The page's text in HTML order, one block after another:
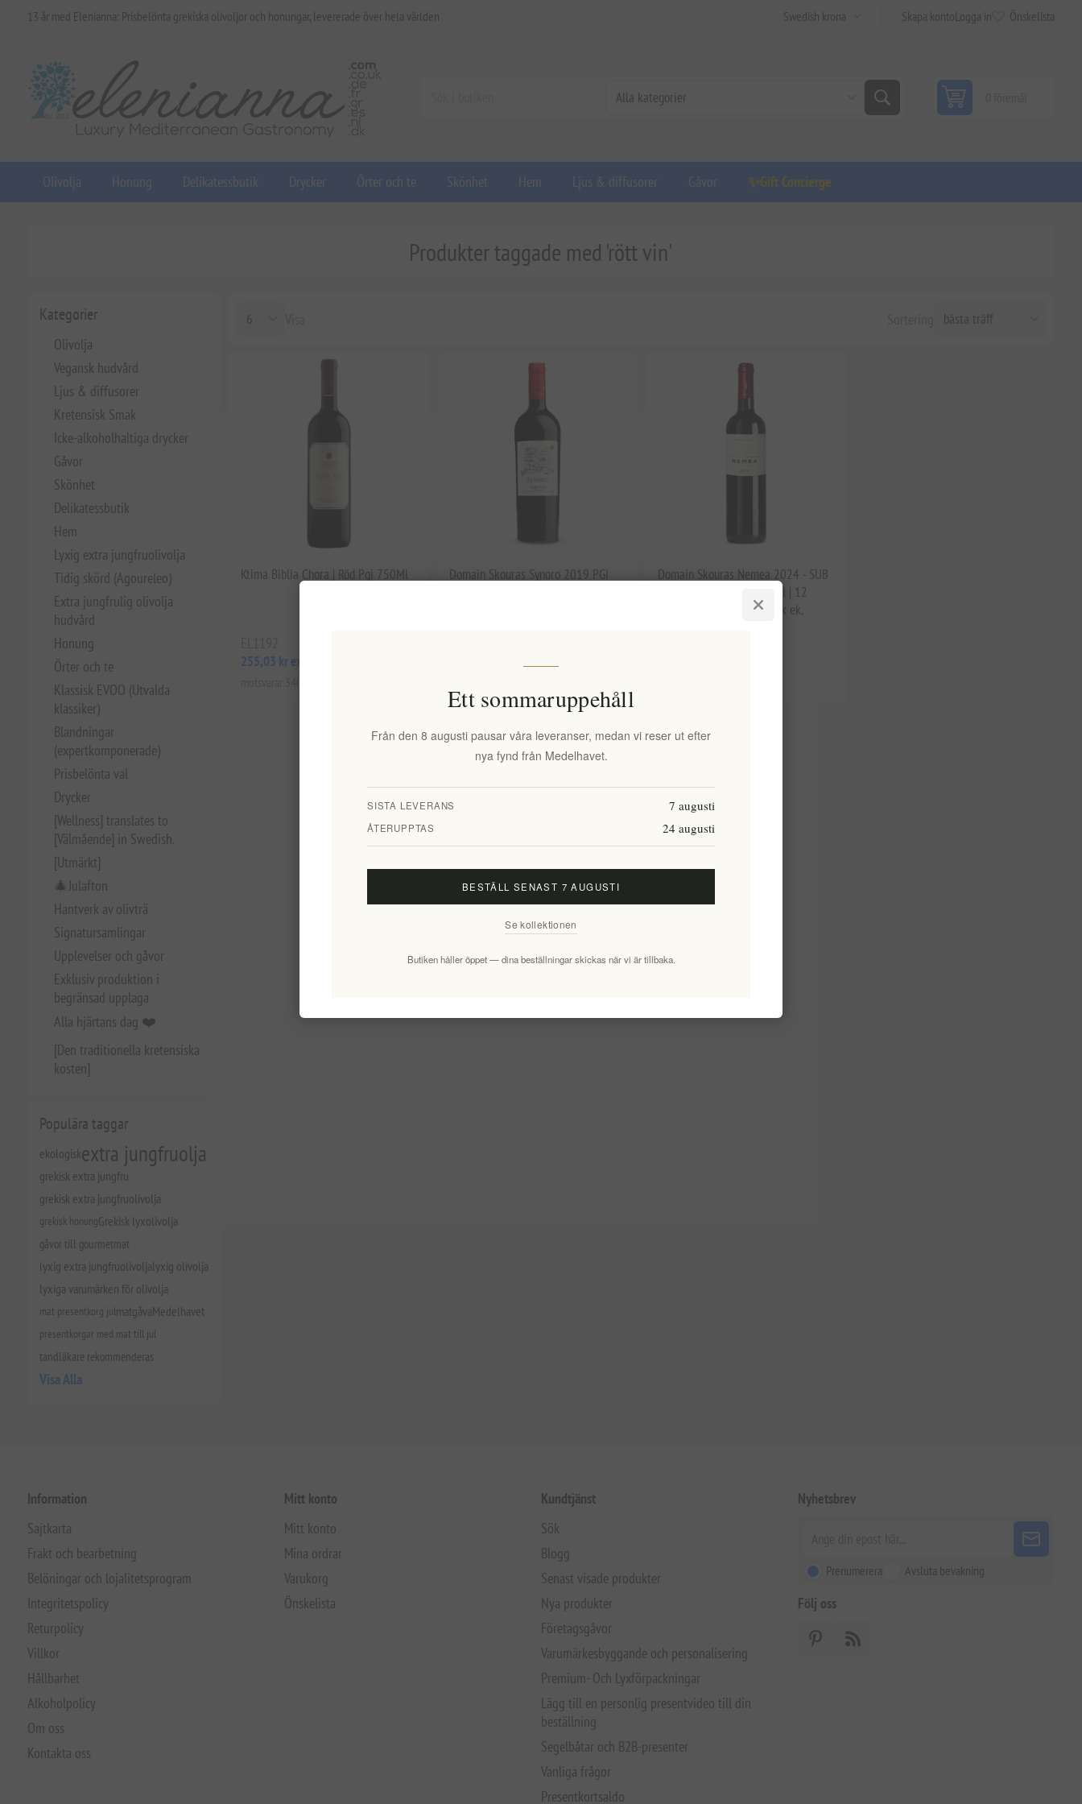
13 år med Elenianna: Prisbelönta grekiska olivoljor och honungar, levererade över hela världen Skapa kontoLogga in Önskelista
Olivolja Honung Delikatessbutik Drycker Örter och te Skönhet Hem Ljus & diffusorer Gåvor ✨Gift Concierge
Kategorier
Olivolja
Vegansk hudvård
Ljus & diffusorer
Kretensisk Smak
Icke-alkoholhaltiga drycker
Gåvor
Skönhet
Delikatessbutik
Hem
Lyxig extra jungfruolivolja
Tidig skörd (Agoureleo)
Extra jungfrulig olivolja
hudvård
Honung
Örter och te
Klassisk EVOO (Utvalda
klassiker)
Blandningar
(expertkomponerade)
Prisbelönta val
Drycker
[Wellness] translates to
[Välmående] in Swedish.
[Utmärkt]
🎄Julafton
Hantverk av olivträ
Signatursamlingar
Upplevelser och gåvor
Exklusiv produktion i
begränsad upplaga
Alla hjärtans dag ❤️
[Den traditionella kretensiska
kosten]
Populära taggar
ekologiskextra jungfruolja
grekisk extra jungfru
grekisk extra jungfruolivolja
grekisk honungGrekisk lyxolivolja
gåvor till gourmetmat
lyxig extra jungfruolivoljalyxig olivolja
lyxiga varumärken för olivolja
mat presentkorg julmatgåvaMedelhavet
presentkorgar med mat till jul
tandläkare rekommenderas
Visa Alla
Produkter taggade med 'rött vin'
Ktima Biblia Chora | Röd Pgi 750Ml
255,03 kr exkl moms
Domain Skouras Synoro 2019 PGI
Domain Skouras Nemea 2024 - SUB
Agiorgitiko Rött Vin 750ml | 12
månaders lagring på fransk ek,
Information
Sajtkarta
Frakt och bearbetning
Belöningar och lojalitetsprogram
Integritetspolicy
Returpolicy
Villkor
Hållbarhet
Alkoholpolicy
Om oss
Kontakta oss
Mitt konto
Mitt konto
Mina ordrar
Varukorg
Önskelista
Kundtjänst
Sök
Blogg
Senast visade produkter
Nya produkter
Företagsgåvor
Varumärkesbyggande och personalisering
Premium- Och Lyxförpackningar
Lägg till en personlig presentvideo till din
beställning
Segelbåtar och B2B-presenter
Vanliga frågor
Presentkortsaldo
Nyhetsbrev
Prenumerera Avsluta bevakning
Följ oss
Ett sommaruppehåll
Från den 8 augusti pausar våra leveranser, medan vi reser ut efter
nya fynd från Medelhavet.
SISTA LEVERANS 7 augusti
ÅTERUPPTAS 24 augusti
BESTÄLL SENAST 7 AUGUSTI
Se kollektionen
Butiken håller öppet — dina beställningar skickas när vi är tillbaka.